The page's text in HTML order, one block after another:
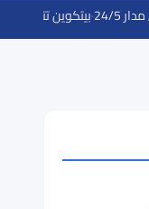
·بيتكوين تتجاوز $65,000 لكن حاجز $69,000 يصمد مع اقتراب بيانات الوظائف